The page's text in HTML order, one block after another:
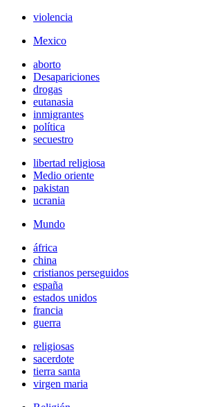
violencia
Mexico
aborto
Desapariciones
drogas
eutanasia
inmigrantes
política
secuestro
libertad religiosa
Medio oriente
pakistan
ucrania
Mundo
áfrica
china
cristianos perseguidos
españa
estados unidos
francia
guerra
religiosas
sacerdote
tierra santa
virgen maria